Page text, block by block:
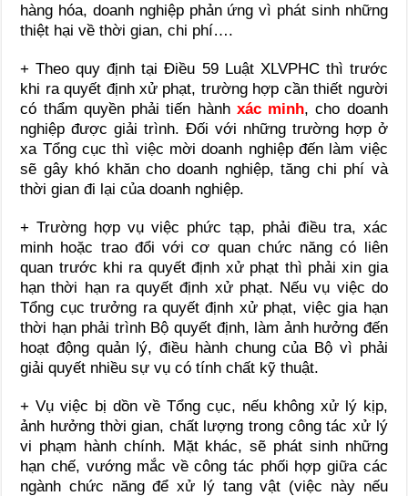
hàng hóa, doanh nghiệp phản ứng vì phát sinh những
thiệt hại về thời gian, chi phí….
+ Theo quy định tại Điều 59 Luật XLVPHC thì trước
khi ra quyết định xử phạt, trường hợp cần thiết người
có thẩm quyền phải tiến hành xác minh, cho doanh
nghiệp được giải trình. Đối với những trường hợp ở
xa Tổng cục thì việc mời doanh nghiệp đến làm việc
sẽ gây khó khăn cho doanh nghiệp, tăng chi phí và
thời gian đi lại của doanh nghiệp.
+ Trường hợp vụ việc phức tạp, phải điều tra, xác
minh hoặc trao đổi với cơ quan chức năng có liên
quan trước khi ra quyết định xử phạt thì phải xin gia
hạn thời hạn ra quyết định xử phạt. Nếu vụ việc do
Tổng cục trưởng ra quyết định xử phạt, việc gia hạn
thời hạn phải trình Bộ quyết định, làm ảnh hưởng đến
hoạt động quản lý, điều hành chung của Bộ vì phải
giải quyết nhiều sự vụ có tính chất kỹ thuật.
+ Vụ việc bị dồn về Tổng cục, nếu không xử lý kịp,
ảnh hưởng thời gian, chất lượng trong công tác xử lý
vi phạm hành chính. Mặt khác, sẽ phát sinh những
hạn chế, vướng mắc về công tác phối hợp giữa các
ngành chức năng để xử lý tang vật (việc này nếu